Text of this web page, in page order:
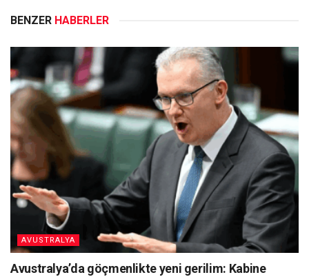
BENZER HABERLER
AVUSTRALYA
Avustralya’da göçmenlikte yeni gerilim: Kabine